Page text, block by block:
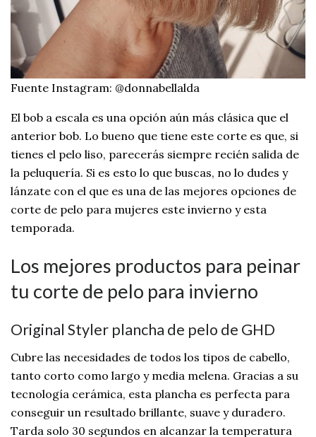
Fuente Instagram: @donnabellalda
El bob a escala es una opción aún más clásica que el
anterior bob. Lo bueno que tiene este corte es que, si
tienes el pelo liso, parecerás siempre recién salida de
la peluquería. Si es esto lo que buscas, no lo dudes y
lánzate con el que es una de las mejores opciones de
corte de pelo para mujeres este invierno y esta
temporada.
Los mejores productos para peinar
tu corte de pelo para invierno
Original Styler plancha de pelo de GHD
Cubre las necesidades de todos los tipos de cabello,
tanto corto como largo y media melena. Gracias a su
tecnología cerámica, esta plancha es perfecta para
conseguir un resultado brillante, suave y duradero.
Tarda solo 30 segundos en alcanzar la temperatura